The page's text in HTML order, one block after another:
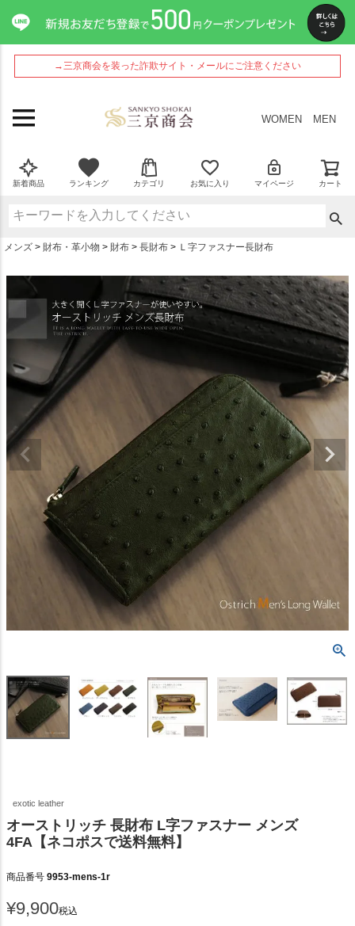
→三京商会を装った詐欺サイト・メールにご注意ください
WOMEN MEN
新着商品 ランキング カテゴリ お気に入り マイページ カート
メンズ 財布・革小物 財布 長財布 Ｌ字ファスナー長財布
exotic leather
オーストリッチ 長財布 L字ファスナー メンズ
4FA【ネコポスで送料無料】
商品番号 9953-mens-1r
¥9,900税込
ペー
ジト
ップ
へ